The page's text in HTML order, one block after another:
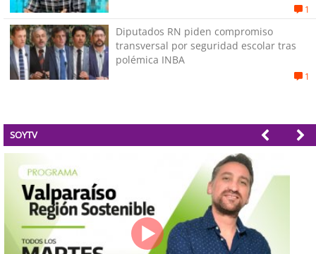
1
Diputados RN piden compromiso
transversal por seguridad escolar tras
polémica INBA
1
SOYTV